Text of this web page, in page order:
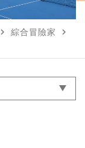
navigate_next 綜合冒險家 navigate_next